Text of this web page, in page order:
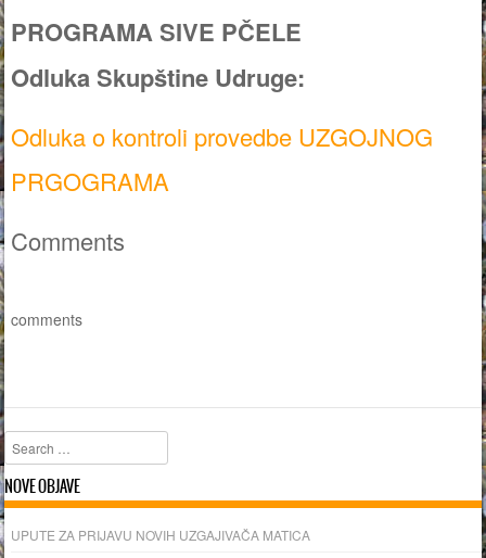
PROGRAMA SIVE PČELE
Odluka Skupštine Udruge:
Odluka o kontroli provedbe UZGOJNOG
PRGOGRAMA
Comments
comments
Search
NOVE OBJAVE
UPUTE ZA PRIJAVU NOVIH UZGAJIVAČA MATICA